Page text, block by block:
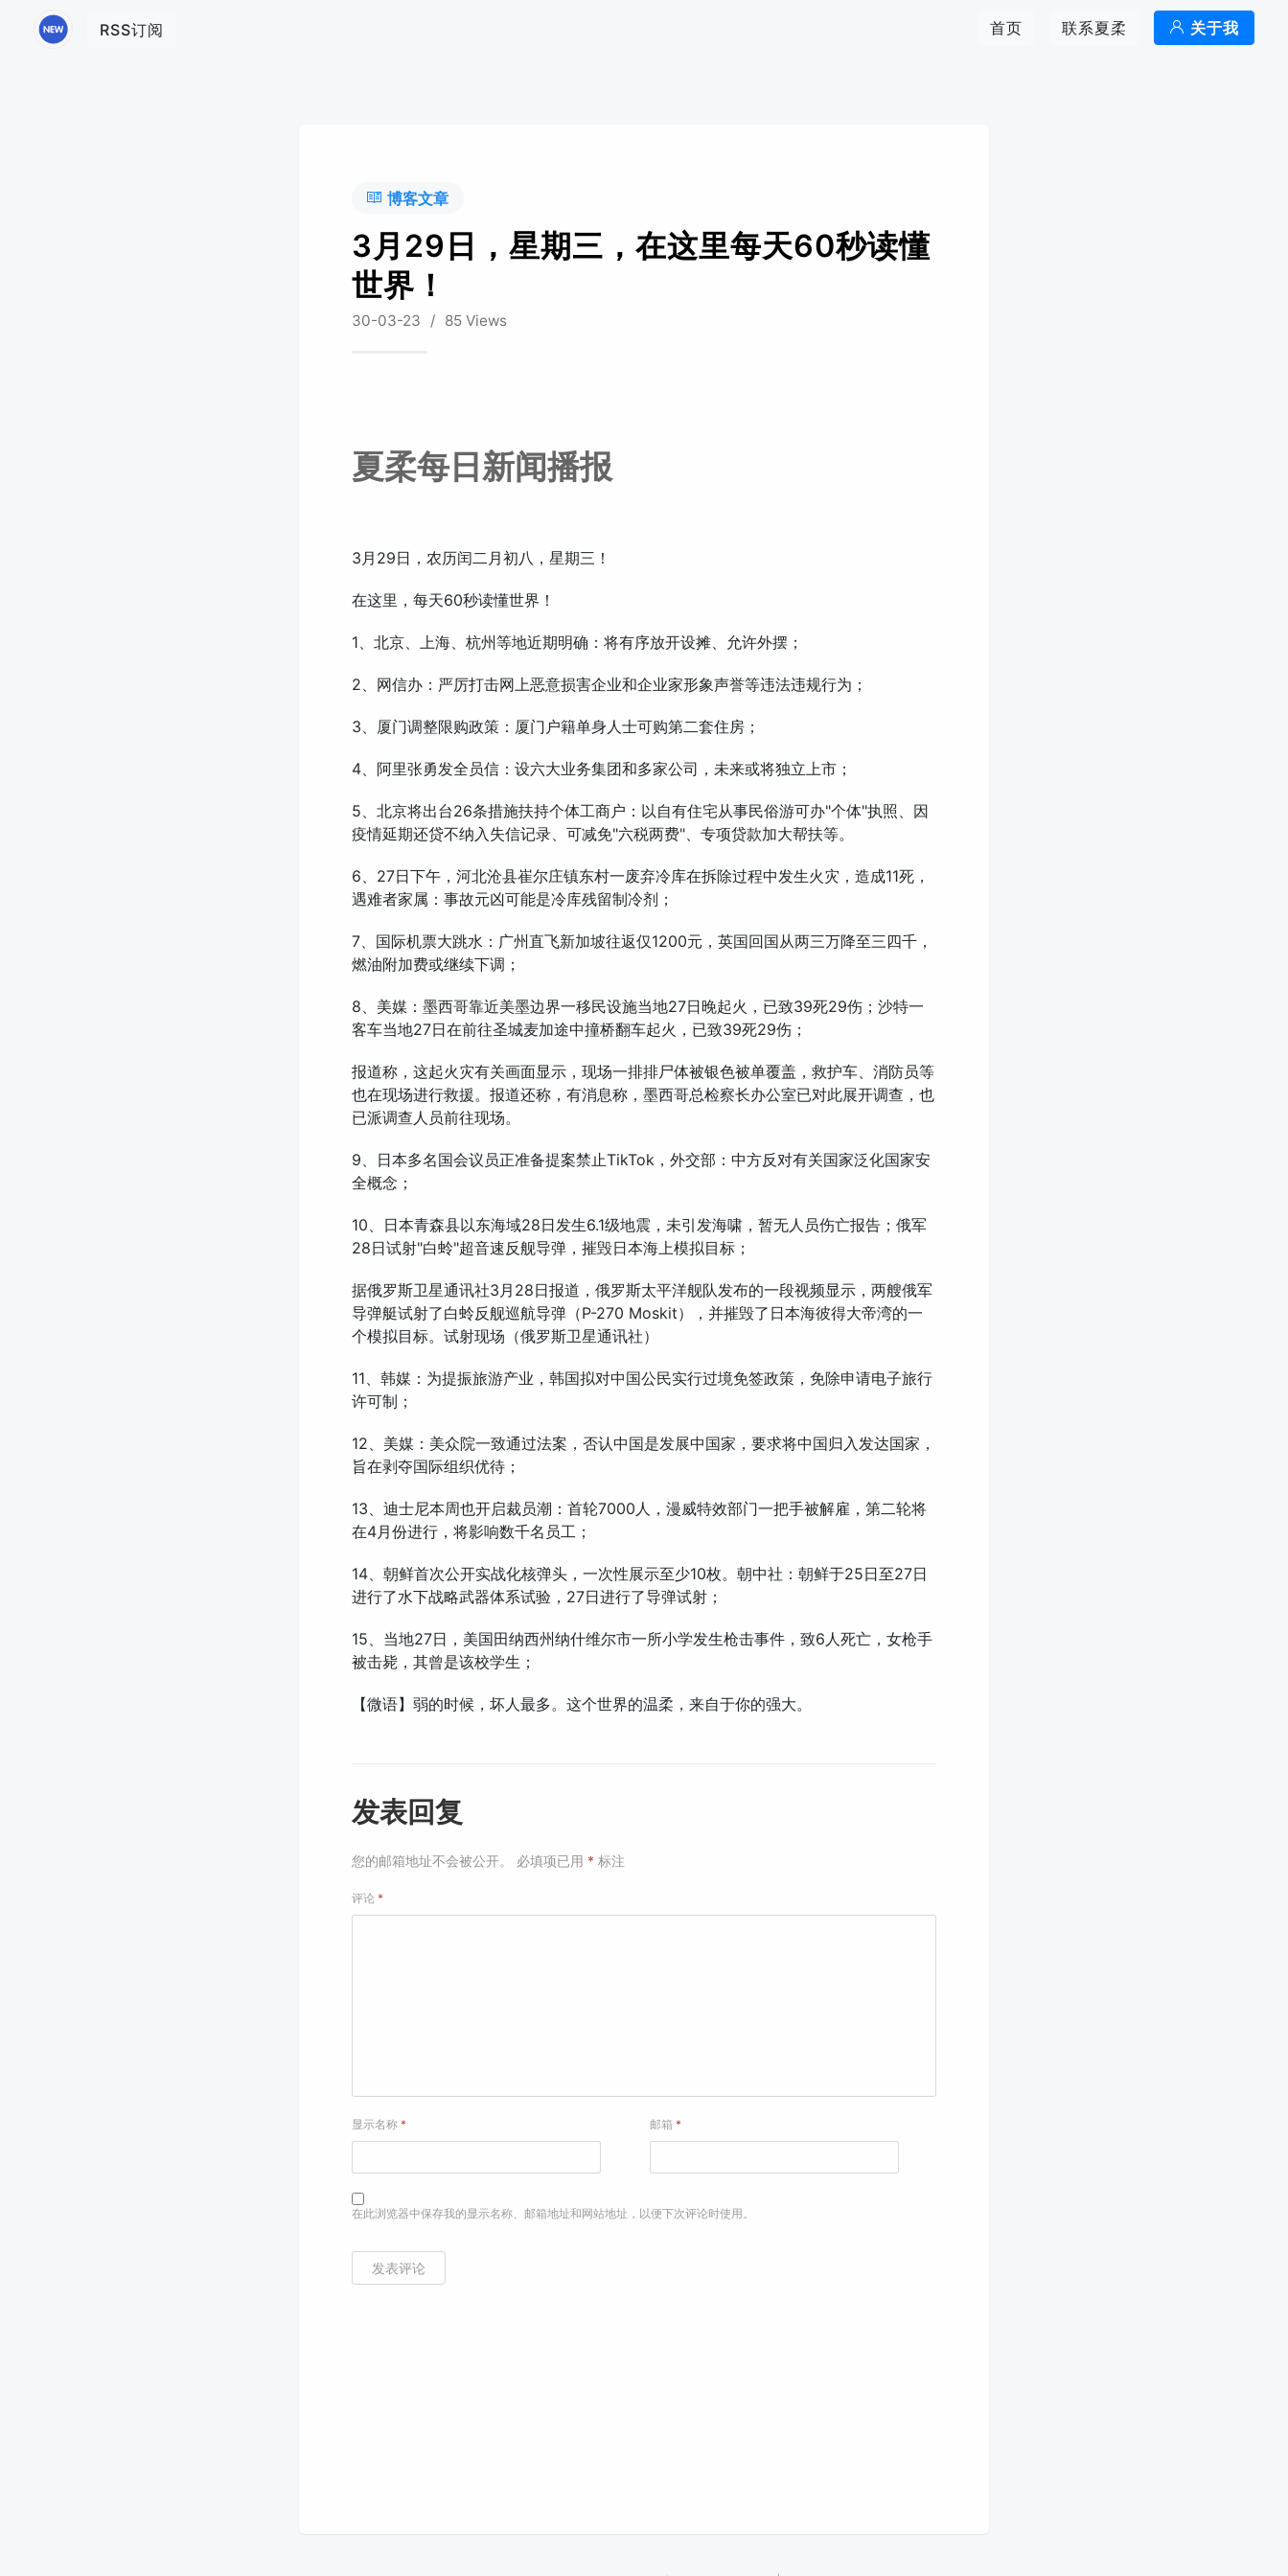
RSS订阅 首页 联系夏柔 关于我
博客文章
3月29日，星期三，在这里每天60秒读懂
世界！
30-03-23 / 85 Views
夏柔每日新闻播报
3月29日，农历闰二月初八，星期三！
在这里，每天60秒读懂世界！
1、北京、上海、杭州等地近期明确：将有序放开设摊、允许外摆；
2、网信办：严厉打击网上恶意损害企业和企业家形象声誉等违法违规行为；
3、厦门调整限购政策：厦门户籍单身人士可购第二套住房；
4、阿里张勇发全员信：设六大业务集团和多家公司，未来或将独立上市；
5、北京将出台26条措施扶持个体工商户：以自有住宅从事民俗游可办"个体"执照、因
疫情延期还贷不纳入失信记录、可减免"六税两费"、专项贷款加大帮扶等。
6、27日下午，河北沧县崔尔庄镇东村一废弃冷库在拆除过程中发生火灾，造成11死，
遇难者家属：事故元凶可能是冷库残留制冷剂；
7、国际机票大跳水：广州直飞新加坡往返仅1200元，英国回国从两三万降至三四千，
燃油附加费或继续下调；
8、美媒：墨西哥靠近美墨边界一移民设施当地27日晚起火，已致39死29伤；沙特一
客车当地27日在前往圣城麦加途中撞桥翻车起火，已致39死29伤；
报道称，这起火灾有关画面显示，现场一排排尸体被银色被单覆盖，救护车、消防员等
也在现场进行救援。报道还称，有消息称，墨西哥总检察长办公室已对此展开调查，也
已派调查人员前往现场。
9、日本多名国会议员正准备提案禁止TikTok，外交部：中方反对有关国家泛化国家安
全概念；
10、日本青森县以东海域28日发生6.1级地震，未引发海啸，暂无人员伤亡报告；俄军
28日试射"白蛉"超音速反舰导弹，摧毁日本海上模拟目标；
据俄罗斯卫星通讯社3月28日报道，俄罗斯太平洋舰队发布的一段视频显示，两艘俄军
导弹艇试射了白蛉反舰巡航导弹（P-270 Moskit），并摧毁了日本海彼得大帝湾的一
个模拟目标。试射现场（俄罗斯卫星通讯社）
11、韩媒：为提振旅游产业，韩国拟对中国公民实行过境免签政策，免除申请电子旅行
许可制；
12、美媒：美众院一致通过法案，否认中国是发展中国家，要求将中国归入发达国家，
旨在剥夺国际组织优待；
13、迪士尼本周也开启裁员潮：首轮7000人，漫威特效部门一把手被解雇，第二轮将
在4月份进行，将影响数千名员工；
14、朝鲜首次公开实战化核弹头，一次性展示至少10枚。朝中社：朝鲜于25日至27日
进行了水下战略武器体系试验，27日进行了导弹试射；
15、当地27日，美国田纳西州纳什维尔市一所小学发生枪击事件，致6人死亡，女枪手
被击毙，其曾是该校学生；
【微语】弱的时候，坏人最多。这个世界的温柔，来自于你的强大。
发表回复
您的邮箱地址不会被公开。 必填项已用 * 标注
评论 *
显示名称 * 邮箱*
在此浏览器中保存我的显示名称、邮箱地址和网站地址，以便下次评论时使用。